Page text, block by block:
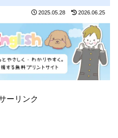
2025.05.28 2026.06.25
ーリンク